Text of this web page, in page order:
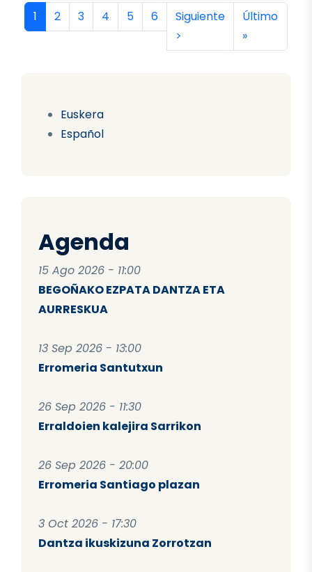
Euskera
Español
Agenda
15 Ago 2026 - 11:00
BEGOÑAKO EZPATA DANTZA ETA
AURRESKUA
13 Sep 2026 - 13:00
Erromeria Santutxun
26 Sep 2026 - 11:30
Erraldoien kalejira Sarrikon
26 Sep 2026 - 20:00
Erromeria Santiago plazan
3 Oct 2026 - 17:30
Dantza ikuskizuna Zorrotzan
Paginación
Página actual
1 Página
2 Página
3 Página
4 Página
5 Página
6 Siguiente página
Siguiente
>
Última
Último
»